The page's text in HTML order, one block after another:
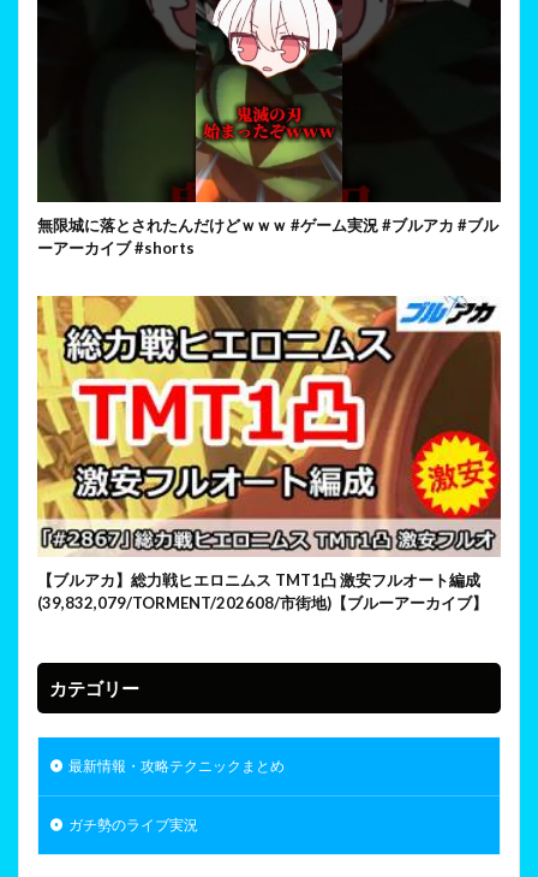
無限城に落とされたんだけどｗｗｗ #ゲーム実況 #ブルアカ #ブル
ーアーカイブ #shorts
【ブルアカ】総力戦ヒエロニムス TMT1凸 激安フルオート編成
(39,832,079/TORMENT/202608/市街地)【ブルーアーカイブ】
カテゴリー
最新情報・攻略テクニックまとめ
ガチ勢のライブ実況